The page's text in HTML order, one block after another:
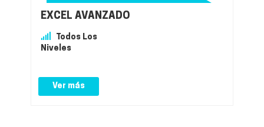
EXCEL AVANZADO
Todos Los
Niveles
Ver más